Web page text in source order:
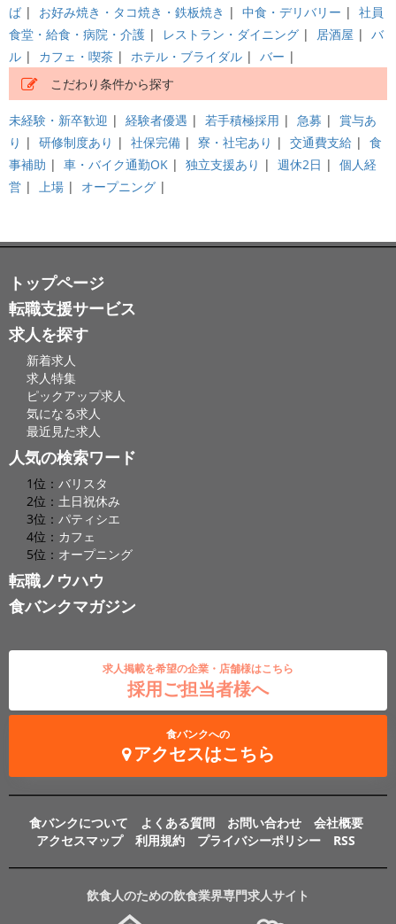
ば | お好み焼き・タコ焼き・鉄板焼き | 中食・デリバリー | 社員
食堂・給食・病院・介護 | レストラン・ダイニング | 居酒屋 | バ
ル | カフェ・喫茶 | ホテル・ブライダル | バー |
こだわり条件から探す
未経験・新卒歓迎 | 経験者優遇 | 若手積極採用 | 急募 | 賞与あ
り | 研修制度あり | 社保完備 | 寮・社宅あり | 交通費支給 | 食
事補助 | 車・バイク通勤OK | 独立支援あり | 週休2日 | 個人経
営 | 上場 | オープニング |
トップページ
転職支援サービス
求人を探す
新着求人
求人特集
ピックアップ求人
気になる求人
最近見た求人
人気の検索ワード
1位： バリスタ
2位： 土日祝休み
3位： パティシエ
4位： カフェ
5位： オープニング
転職ノウハウ
食バンクマガジン
求人掲載を希望の企業・店舗様はこちら
採用ご担当者様へ
食バンクへの
アクセスはこちら
食バンクについて よくある質問 お問い合わせ
会社概要
アクセスマップ
利用規約 プライバシーポリシー RSS
飲食人のための飲食業界専門求人サイト